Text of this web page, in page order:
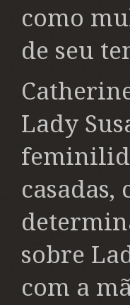
como
de seu
Lady
sobre
com a